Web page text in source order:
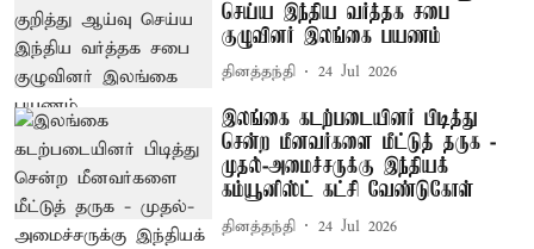
செய்ய இந்திய வர்த்தக சபை
குழுவினர் இலங்கை பயணம்
தினத்தந்தி 24 Jul 2026
இலங்கை கடற்படையினர் பிடித்து
சென்ற மீனவர்களை மீட்டுத் தருக -
முதல்-அமைச்சருக்கு இந்தியக்
கம்யூனிஸ்ட் கட்சி வேண்டுகோள்
தினத்தந்தி 24 Jul 2026